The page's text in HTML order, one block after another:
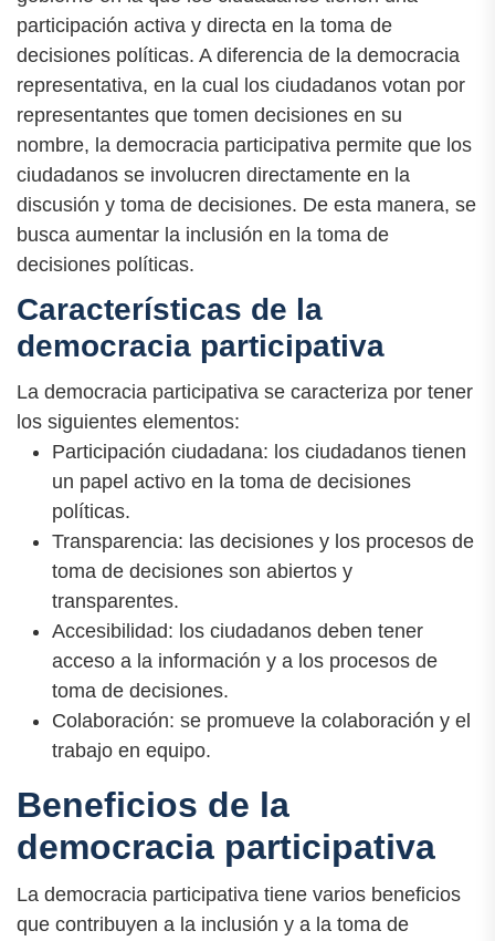
participación activa y directa en la toma de
decisiones políticas. A diferencia de la democracia
representativa, en la cual los ciudadanos votan por
representantes que tomen decisiones en su
nombre, la democracia participativa permite que los
ciudadanos se involucren directamente en la
discusión y toma de decisiones. De esta manera, se
busca aumentar la inclusión en la toma de
decisiones políticas.
Características de la
democracia participativa
La democracia participativa se caracteriza por tener
los siguientes elementos:
Participación ciudadana: los ciudadanos tienen
un papel activo en la toma de decisiones
políticas.
Transparencia: las decisiones y los procesos de
toma de decisiones son abiertos y
transparentes.
Accesibilidad: los ciudadanos deben tener
acceso a la información y a los procesos de
toma de decisiones.
Colaboración: se promueve la colaboración y el
trabajo en equipo.
Beneficios de la
democracia participativa
La democracia participativa tiene varios beneficios
que contribuyen a la inclusión y a la toma de